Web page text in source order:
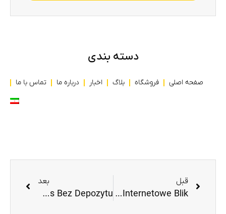
دسته بندی
صفحه اصلی فروشگاه بلاگ اخبار درباره ما تماس با ما
قبل
Kasyno Internetowe Blik
بعد
Ggbet Bonus Bez Depozytu